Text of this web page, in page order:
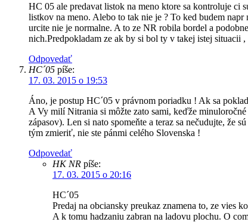
HC 05 ale predavat listok na meno ktore sa kontroluje ci
listkov na meno. Alebo to tak nie je ? To ked budem
urcite nie je normalne. A to ze NR robila bordel a
nich.Predpokladam ze ak by si bol ty v takej istej situacii
Odpovedať
HC´05 píše:
17. 03. 2015 o 19:53
Áno, je postup HC´05 v právnom poriadku ! Ak sa
A Vy milí Nitrania si môžte zato sami, keďže
zápasov). Len si nato spomeňte a teraz sa nečudujte, že
tým zmieriť, nie ste pánmi celého Slovenska !
Odpovedať
HK NR píše:
17. 03. 2015 o 20:16
HC´05
Predaj na obciansky preukaz znamena to, ze vies
A k tomu hadzaniu zabran na ladovu plochu. O